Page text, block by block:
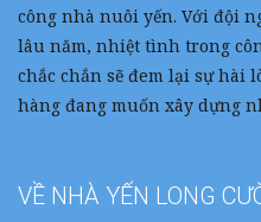
công nhà nuôi yến. Với đội
lâu năm, nhiệt tình trong
chắc chắn sẽ đem lại sự hài
hàng đang muốn xây dựng
VỀ NHÀ YẾN LONG